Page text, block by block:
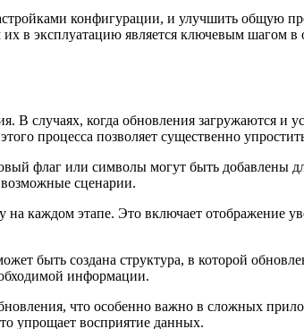
конфигурации, и улучшить общую
в эксплуатацию является ключевым шагом в
случаях, когда обновления загружаются и
процесса позволяет существенно упростить
флаг или символы могут быть добавлены
сценарии.
на каждом этапе. Это включает отображение
быть создана структура, в которой
информации.
что особенно важно в сложных
упрощает восприятие данных.